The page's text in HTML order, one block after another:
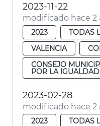
2023-11-22
modificado hace 2
2023
TODAS
VALENCIA
CONSEJO
POR LA IGUALDAD
2023-02-28
modificado hace 2
2023
TODAS